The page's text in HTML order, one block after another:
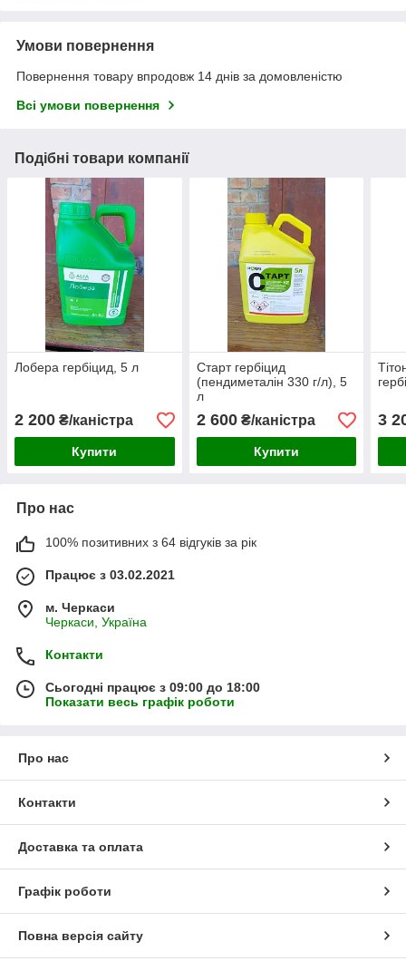
Умови повернення
Повернення товару впродовж 14 днів за домовленістю
Всі умови повернення
Подібні товари компанії
Лобера гербіцид, 5 л
2 200 ₴/каністра
Купити
Старт гербіцид
(пендиметалін 330 г/л), 5
л
2 600₴/каністра
Купити
3
Про нас
100% позитивних з 64 відгуків за рік
Працює з 03.02.2021
м. Черкаси
Черкаси, Україна
Контакти
Сьогодні працює з 09:00 до 18:00
Показати весь графік роботи
Про нас
Контакти
Доставка та оплата
Графік роботи
Повна версія сайту